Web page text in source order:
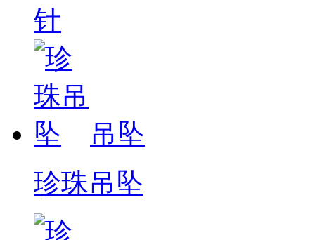
吊坠
珍珠吊坠